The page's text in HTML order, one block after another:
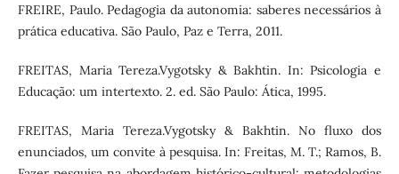
FREIRE, Paulo. Pedagogia da autonomia: saberes necessários à
prática educativa. São Paulo, Paz e Terra, 2011.
FREITAS, Maria Tereza.Vygotsky & Bakhtin. In: Psicologia e
Educação: um intertexto. 2. ed. São Paulo: Ática, 1995.
FREITAS, Maria Tereza.Vygotsky & Bakhtin. No fluxo dos
enunciados, um convite à pesquisa. In: Freitas, M. T.; Ramos, B.